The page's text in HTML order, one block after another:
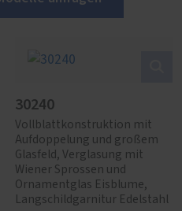
30240
Vollblattkonstruktion mit
Aufdoppelung und großem
Glasfeld, Verglasung mit
Wiener Sprossen und
Ornamentglas Eisblume,
Langschildgarnitur Edelstahl